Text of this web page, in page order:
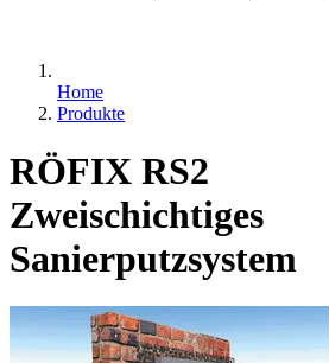
Home
Produkte
RÖFIX RS2
Zweischichtiges
Sanierputzsystem